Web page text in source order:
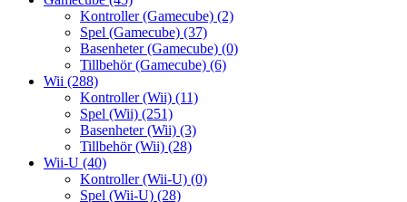
Kontroller (Gamecube) (2)
Spel (Gamecube) (37)
Basenheter (Gamecube) (0)
Tillbehör (Gamecube) (6)
Wii (288)
Kontroller (Wii) (11)
Spel (Wii) (251)
Basenheter (Wii) (3)
Tillbehör (Wii) (28)
Wii-U (40)
Kontroller (Wii-U) (0)
Spel (Wii-U) (28)